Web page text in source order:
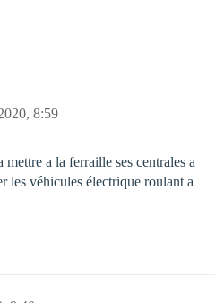
8:59
a la ferraille ses centrales a
les véhicules électrique roulant a